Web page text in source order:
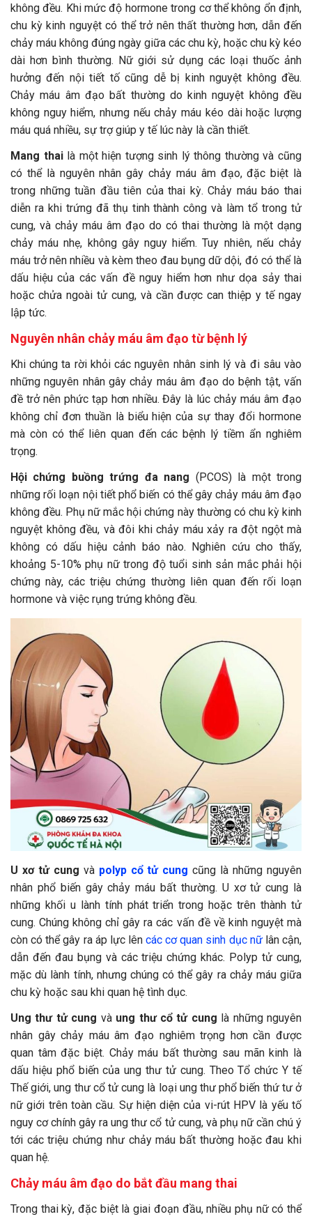
không đều. Khi mức độ hormone trong cơ thể không ổn định,
chu kỳ kinh nguyệt có thể trở nên thất thường hơn, dẫn đến
chảy máu không đúng ngày giữa các chu kỳ, hoặc chu kỳ kéo
dài hơn bình thường. Nữ giới sử dụng các loại thuốc ảnh
hưởng đến nội tiết tố cũng dễ bị kinh nguyệt không đều.
Chảy máu âm đạo bất thường do kinh nguyệt không đều
không nguy hiểm, nhưng nếu chảy máu kéo dài hoặc lượng
máu quá nhiều, sự trợ giúp y tế lúc này là cần thiết.
Mang thailà một hiện tượng sinh lý thông thường và cũng
có thể là nguyên nhân gây chảy máu âm đạo, đặc biệt là
trong những tuần đầu tiên của thai kỳ. Chảy máu báo thai
diễn ra khi trứng đã thụ tinh thành công và làm tổ trong tử
cung, và chảy máu âm đạo do có thai thường là một dạng
chảy máu nhẹ, không gây nguy hiểm. Tuy nhiên, nếu chảy
máu trở nên nhiều và kèm theo đau bụng dữ dội, đó có thể là
dấu hiệu của các vấn đề nguy hiểm hơn như dọa sảy thai
hoặc chửa ngoài tử cung, và cần được can thiệp y tế ngay
lập tức.
Nguyên nhân chảy máu âm đạo từ bệnh lý
Khi chúng ta rời khỏi các nguyên nhân sinh lý và đi sâu vào
những nguyên nhân gây chảy máu âm đạo do bệnh tật, vấn
đề trở nên phức tạp hơn nhiều. Đây là lúc chảy máu âm đạo
không chỉ đơn thuần là biểu hiện của sự thay đổi hormone
mà còn có thể liên quan đến các bệnh lý tiềm ẩn nghiêm
trọng.
Hội chứng buồng trứng đa nang (PCOS) là một trong
những rối loạn nội tiết phổ biến có thể gây chảy máu âm đạo
không đều. Phụ nữ mắc hội chứng này thường có chu kỳ kinh
nguyệt không đều, và đôi khi chảy máu xảy ra đột ngột mà
không có dấu hiệu cảnh báo nào. Nghiên cứu cho thấy,
khoảng 5-10% phụ nữ trong độ tuổi sinh sản mắc phải hội
chứng này, các triệu chứng thường liên quan đến rối loạn
hormone và việc rụng trứng không đều.
U xơ tử cung và polyp cổ tử cung cũng là những nguyên
nhân phổ biến gây chảy máu bất thường. U xơ tử cung là
những khối u lành tính phát triển trong hoặc trên thành tử
cung. Chúng không chỉ gây ra các vấn đề về kinh nguyệt mà
còn có thể gây ra áp lực lêncác cơ quan sinh dục nữlân cận,
dẫn đến đau bụng và các triệu chứng khác. Polyp tử cung,
mặc dù lành tính, nhưng chúng có thể gây ra chảy máu giữa
chu kỳ hoặc sau khi quan hệ tình dục.
Ung thư tử cung và ung thư cổ tử cung là những nguyên
nhân gây chảy máu âm đạo nghiêm trọng hơn cần được
quan tâm đặc biệt. Chảy máu bất thường sau mãn kinh là
dấu hiệu phổ biến của ung thư tử cung. Theo Tổ chức Y tế
Thế giới, ung thư cổ tử cung là loại ung thư phổ biến thứ tư ở
nữ giới trên toàn cầu. Sự hiện diện của vi-rút HPV là yếu tố
nguy cơ chính gây ra ung thư cổ tử cung, và phụ nữ cần chú ý
tới các triệu chứng như chảy máu bất thường hoặc đau khi
quan hệ.
Chảy máu âm đạo do bắt đầu mang thai
Trong thai kỳ, đặc biệt là giai đoạn đầu, nhiều phụ nữ có thể